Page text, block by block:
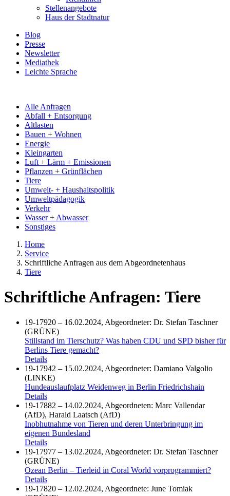
Stellenangebote
Haus der Stadtnatur
Blog
Presse
Newsletter
Mediathek
Leichte Sprache
Alle Anfragen
Abfall + Entsorgung
Altlasten
Bauen + Wohnen
Energie
Kleingarten
Luft + Lärm + Emissionen
Pflanzen + Grünflächen
Tiere
Umwelt- + Haushaltspolitik
Umweltpädagogik
Verkehr
Wasser + Abwasser
Sonstiges
Home
Service
Schriftliche Anfragen aus dem Abgeordnetenhaus
Tiere
Schriftliche Anfragen: Tiere
19-17920 – 16.02.2024, Abgeordneter: Dr. Stefan Taschner
(GRÜNE)
Stillstand im Tierschutz? Was haben CDU und SPD bisher für
Berlins Tiere gemacht?
Details
19-17942 – 15.02.2024, Abgeordneter: Damiano Valgolio
(LINKE)
Hundeauslaufplatz Weidenweg in Berlin Friedrichshain
Details
19-17882 – 14.02.2024, Abgeordneten: Marc Vallendar
(AfD), Harald Laatsch (AfD)
Inobhutnahme von Tieren und deren Unterbringung im
eigenen Bundesland
Details
19-17977 – 13.02.2024, Abgeordneter: Dr. Stefan Taschner
(GRÜNE)
Ozean Berlin – Tierleid in Coral World vorprogrammiert?
Details
19-17820 – 12.02.2024, Abgeordnete: June Tomiak